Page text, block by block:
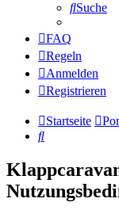
Suche
FAQ
Regeln
Anmelden
Registrieren
Startseite
Suche